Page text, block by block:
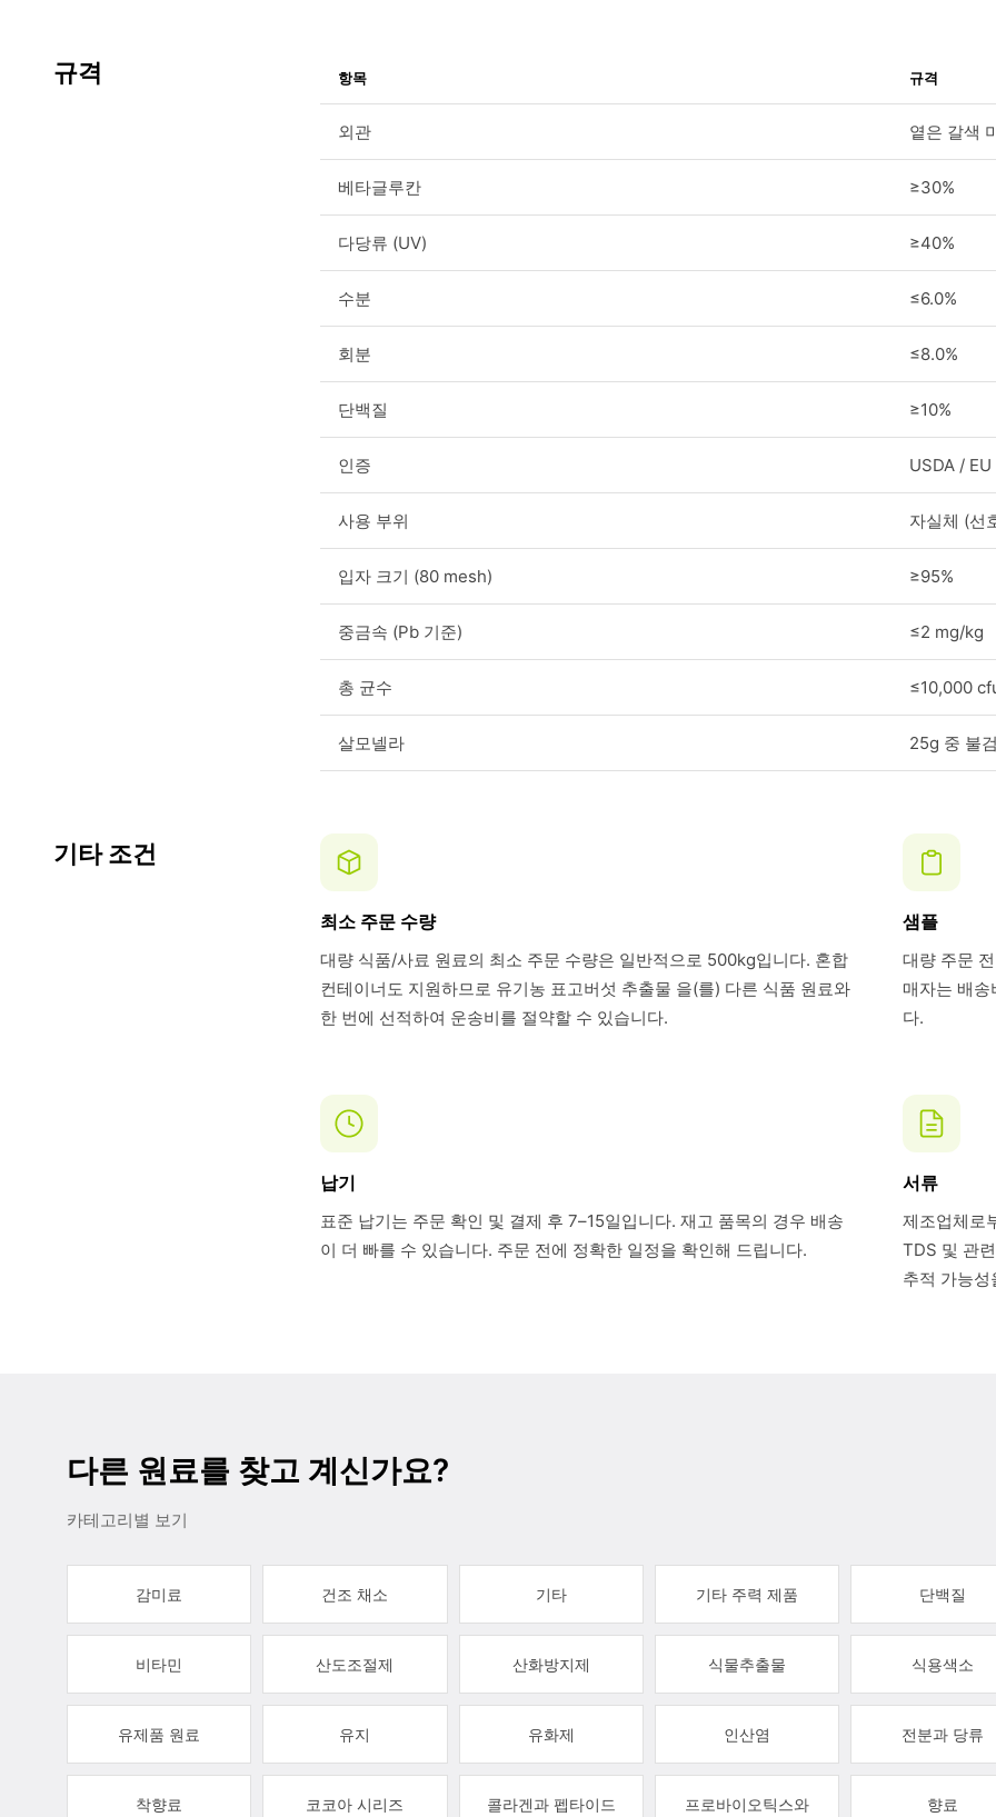
규격 항목 규격
외관 옅은 갈색
베타글루칸 ≥30%
다당류 (UV) ≥40%
수분 ≤6.0%
회분 ≤8.0%
단백질 ≥10%
인증 USDA /
사용 부위 자실체 (선
입자 크기 (80 mesh) ≥95%
중금속 (Pb 기준) ≤2 mg/kg
총 균수 ≤10,000
살모넬라 25g 중 불
기타 조건
최소 주문 수량
대량 식품/사료 원료의 최소 주문 수량은 일반적으로 500kg입니다. 혼합
컨테이너도 지원하므로 유기농 표고버섯 추출물 을(를) 다른 식품 원료와
한 번에 선적하여 운송비를 절약할 수 있습니다.
샘플
대량 주문
매자는 배
다.
납기
표준 납기는 주문 확인 및 결제 후 7–15일입니다. 재고 품목의 경우 배송
이 더 빠를 수 있습니다. 주문 전에 정확한 일정을 확인해 드립니다.
서류
제조업체로
TDS 및 관
추적 가능성
다른 원료를 찾고 계신가요?
카테고리별 보기
감미료 건조 채소 기타 기타 주력 제품 단백질
비타민 산도조절제 산화방지제 식물추출물 식용색소
유제품 원료 유지 유화제 인산염 전분과 당류
착향료 코코아 시리즈 콜라겐과 펩타이드
프로바이오틱스와
향료